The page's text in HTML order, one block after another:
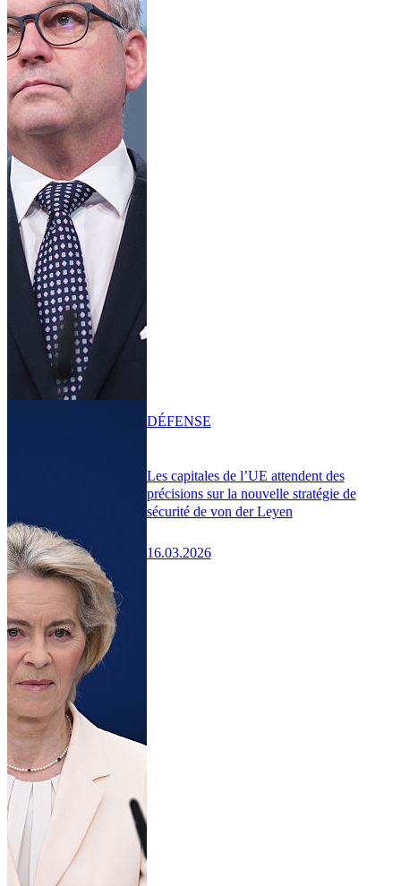
Les capitales de l’UE attendent des
précisions sur la nouvelle stratégie de
sécurité de von der Leyen
16.03.2026
DÉFENSE